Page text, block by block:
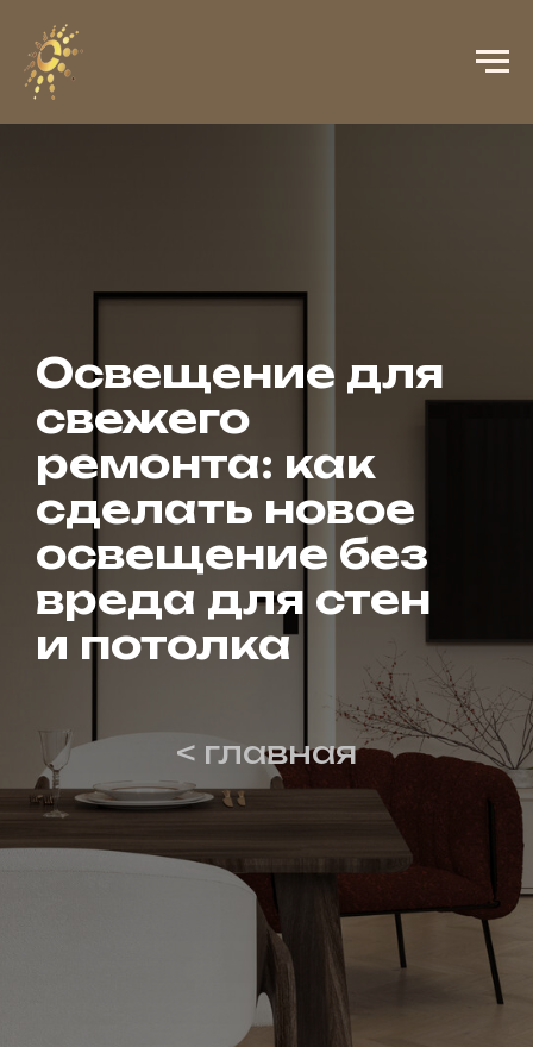
Освещение для
свежего
ремонта: как
сделать новое
освещение без
вреда для стен
и потолка
< главная